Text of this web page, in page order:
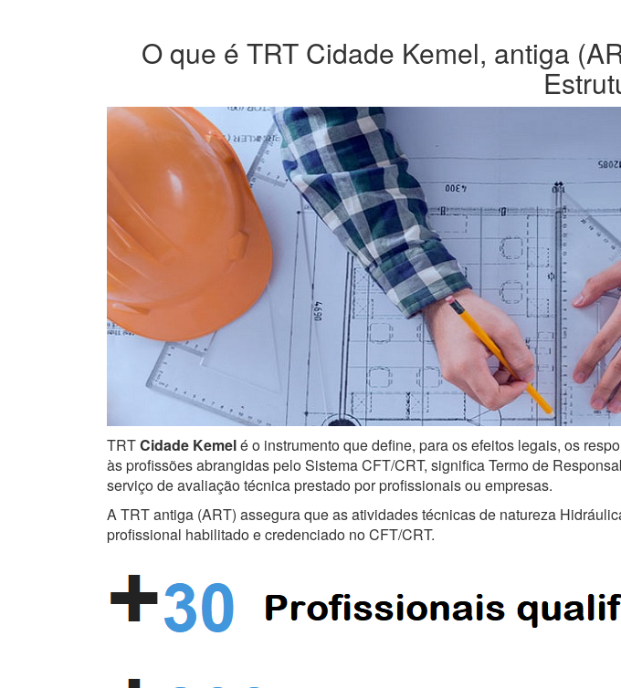
O que é TRT Cidade Kemel, antiga
TRTCidade Kemelé o instrumento que define, para os efeitos legais, os
às profissões abrangidas pelo Sistema CFT/CRT, significa Termo de
serviço de avaliação técnica prestado por profissionais ou empresas.
A TRT antiga (ART) assegura que as atividades técnicas de natureza
profissional habilitado e credenciado no CFT/CRT.